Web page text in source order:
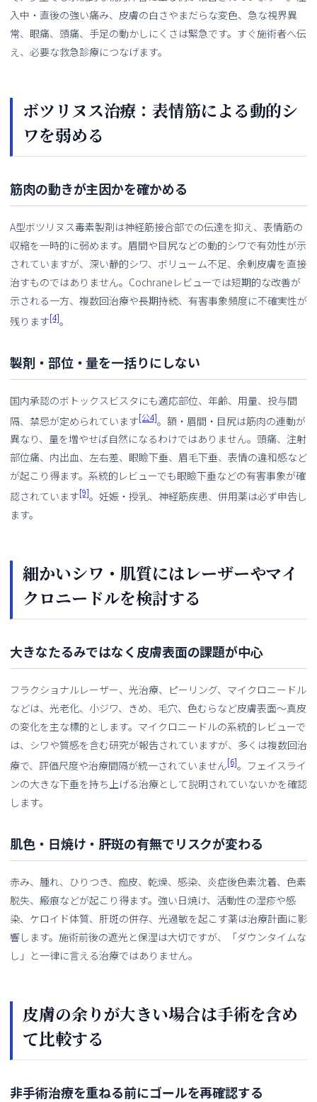
入中・直後の強い痛み、皮膚の白さやまだらな変色、急な視界異
常、眼痛、頭痛、手足の動かしにくさは緊急です。すぐ施術者へ伝
え、必要な救急診療につなげます。
ボツリヌス治療：表情筋による動的シ
ワを弱める
筋肉の動きが主因かを確かめる
A型ボツリヌス毒素製剤は神経筋接合部での伝達を抑え、表情筋の
収縮を一時的に弱めます。眉間や目尻などの動的シワで有効性が示
されていますが、深い静的シワ、ボリューム不足、余剰皮膚を直接
治すものではありません。Cochraneレビューでは短期的な改善が
示される一方、複数回治療や長期持続、有害事象頻度に不確実性が
残ります[4]。
製剤・部位・量を一括りにしない
国内承認のボトックスビスタにも適応部位、年齢、用量、投与間
隔、禁忌が定められています[公4]。額・眉間・目尻は筋肉の連動が
異なり、量を増やせば自然になるわけではありません。頭痛、注射
部位痛、内出血、左右差、眼瞼下垂、眉毛下垂、表情の違和感など
が起こり得ます。系統的レビューでも眼瞼下垂などの有害事象が確
認されています[9]。妊娠・授乳、神経筋疾患、併用薬は必ず申告し
ます。
細かいシワ・肌質にはレーザーやマイ
クロニードルを検討する
大きなたるみではなく皮膚表面の課題が中心
フラクショナルレーザー、光治療、ピーリング、マイクロニードル
などは、光老化、小ジワ、きめ、毛穴、色むらなど皮膚表面〜真皮
の変化を主な標的とします。マイクロニードルの系統的レビューで
は、シワや質感を含む研究が報告されていますが、多くは複数回治
療で、評価尺度や治療間隔が統一されていません[6]。フェイスライ
ンの大きな下垂を持ち上げる治療として説明されていないかを確認
します。
肌色・日焼け・肝斑の有無でリスクが変わる
赤み、腫れ、ひりつき、痂皮、乾燥、感染、炎症後色素沈着、色素
脱失、瘢痕などが起こり得ます。強い日焼け、活動性の湿疹や感
染、ケロイド体質、肝斑の併存、光過敏を起こす薬は治療計画に影
響します。施術前後の遮光と保湿は大切ですが、「ダウンタイムな
し」と一律に言える治療ではありません。
皮膚の余りが大きい場合は手術を含め
て比較する
非手術治療を重ねる前にゴールを再確認する